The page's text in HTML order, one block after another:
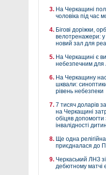
На Черкащині
чоловіка під час
Бігові доріжки,
велотренажери: у
новий зал для
На Черкащині є
небезпечним для
На Черкащину
шквали:
рівень небезпеки
7 тисяч доларів
на Черкащині
обіцяв
інвалідності
Ще одна
приєдналася до
Черкаський ЛНЗ
дебютному матчі